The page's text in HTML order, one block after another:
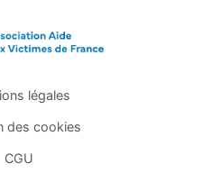
légales
des cookies
CGU